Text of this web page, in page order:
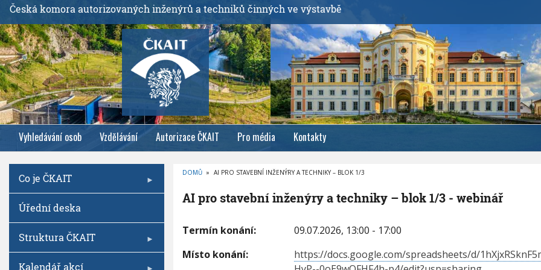
ř
e
j
í
t
k
h
l
v
Česká komora autorizovaných inženýrů a techniků činných ve výstavbě
Vyhledávání osob Vzdělávání Autorizace ČKAIT Pro média Kontakty
O
B
K
O
N
DOMŮ » AI PRO STAVEBNÍ INŽENÝRY A TECHNIKY – BLOK 1/3
AI pro stavební inženýry a techniky – blok 1/3 - webinář
A
p
Termín konání:
09.07.2026, 13:00 - 17:00
Místo konání:
https://docs.google.com/spreadsheets/d/
Co je ČKAIT
Úřední deska
Struktura ČKAIT
Kalendář akcí